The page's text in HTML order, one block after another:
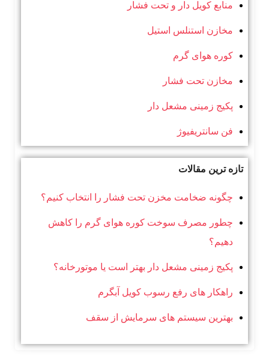
منابع کویل دار و تحت فشار
مخازن استنلس استیل
کوره هوای گرم
مخازن تحت فشار
پکیج زمینی مشعل دار
فن سانتریفیوژ
تازه ترین مقالات
چگونه ضخامت مخزن تحت فشار را انتخاب کنیم؟
چطور مصرف سوخت کوره هوای گرم را کاهش
دهیم؟
پکیج زمینی مشعل دار بهتر است یا موتورخانه؟
راهکار های رفع رسوب کویل آبگرم
بهترین سیستم های سرمایش از سقف